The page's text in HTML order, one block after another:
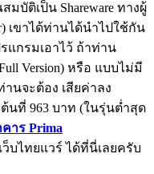
บัติเป็น Shareware ทางผู้
เขาได้ท่านได้นำไปใช้กัน
แกรมเอาไว้ ถ้าท่าน
Version) หรือ แบบไม่มี
านจะต้อง เสียค่าลง
ต้นที่ 963 บาท (ในรุ่นต่ำสุด
าร Prima
ว็บไทยแวร์ ได้ที่นี่เลยครับ